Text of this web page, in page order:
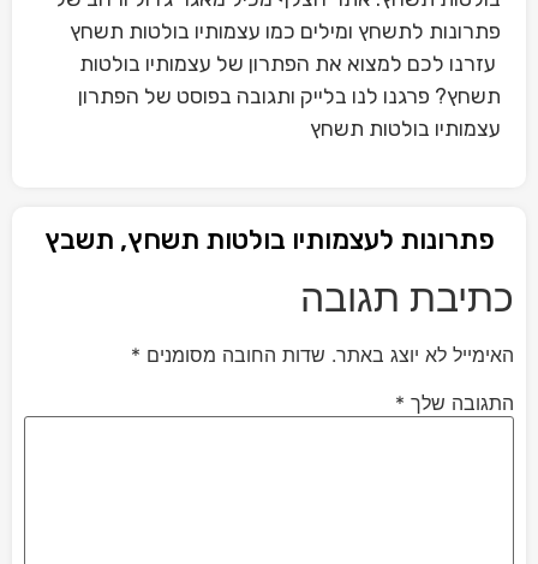
פתרונות לתשחץ ומילים כמו עצמותיו בולטות תשחץ
עזרנו לכם למצוא את הפתרון של עצמותיו בולטות
תשחץ? פרגנו לנו בלייק ותגובה בפוסט של הפתרון
עצמותיו בולטות תשחץ
פתרונות לעצמותיו בולטות תשחץ, תשבץ
כתיבת תגובה
האימייל לא יוצג באתר. שדות החובה מסומנים *
התגובה שלך *